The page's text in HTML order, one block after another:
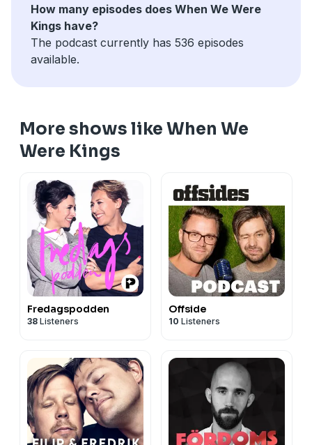
How many episodes does When We Were
Kings have?
The podcast currently has 536 episodes
available.
More shows like When We
Were Kings
Fredagspodden
38 Listeners
Offside
10 Listeners